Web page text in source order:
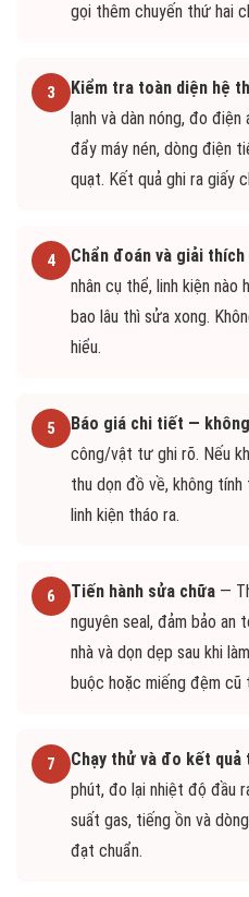
gọi thêm chuyến thứ hai
3 Kiểm tra toàn diện hệ
lạnh và dàn nóng, đo
đẩy máy nén, dòng điện
quạt. Kết quả ghi ra giấy
4 Chẩn đoán và giải
nhân cụ thể, linh kiện nào
bao lâu thì sửa xong.
hiểu.
5 Báo giá chi tiết —
công/vật tư ghi rõ. Nếu
thu dọn đồ về, không
linh kiện tháo ra.
6 Tiến hành sửa chữa —
nguyên seal, đảm bảo an
nhà và dọn dẹp sau khi
buộc hoặc miếng đệm cũ
7 Chạy thử và đo kết
phút, đo lại nhiệt độ đầu
suất gas, tiếng ồn và
đạt chuẩn.